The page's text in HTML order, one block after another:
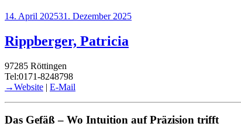
Veröffentlicht
14. April 202531. Dezember 2025
Rippberger, Patricia
97285 Röttingen
Tel:0171-8248798
→Website | E-Mail
Das Gefäß – Wo Intuition auf Präzision trifft